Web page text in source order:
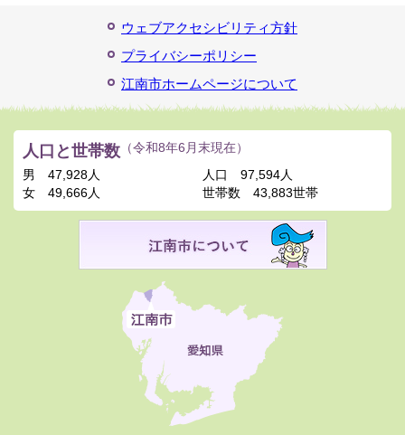
ウェブアクセシビリティ方針
プライバシーポリシー
江南市ホームページについて
人口と世帯数 （令和8年6月末現在）
男
47,928人
女
49,666人
人口
97,594人
世帯数
43,883世帯